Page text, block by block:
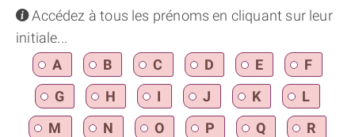
infoAccédez à tous les prénoms en cliquant sur leur
initiale...
A
B C D E
F
G
H I J K
L
M
N O P Q
R